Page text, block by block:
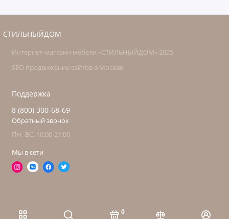
0
СТИЛЬНЫЙДОМ
Интернет-магазин мебели «СТИЛЬНЫЙДОМ» 2025
SEO продвижение сайтов в Москве
Поддержка
8 (800) 300-68-69
Обратный звонок
ПН.-ВС. 10:00-21:00
Мы в сети